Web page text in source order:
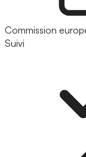
Commission
Suivi